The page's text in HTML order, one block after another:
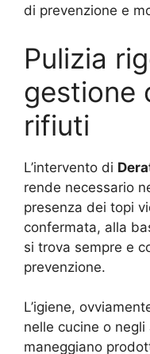
di prevenzione e
Pulizia
gestione
rifiuti
L’intervento di
rende necessario
presenza dei topi
confermata, alla
si trova sempre e
prevenzione.
L’igiene,
nelle cucine o
maneggiano